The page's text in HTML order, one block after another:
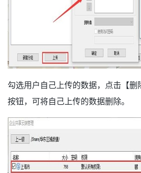
勾选用户自己上传的数据，点击【删
按钮，可将自己上传的数据删除。